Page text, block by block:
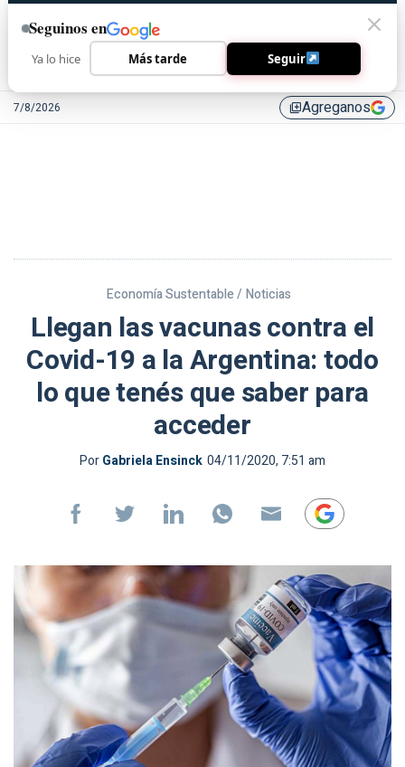
7/8/2026 library_addAgreganos
Economía Sustentable / Noticias
Llegan las vacunas contra el
Covid-19 a la Argentina: todo
lo que tenés que saber para
acceder
PorGabriela Ensinck 04/11/2020, 7:51 am
Seguinos en
Ya lo hice Más tarde Seguir